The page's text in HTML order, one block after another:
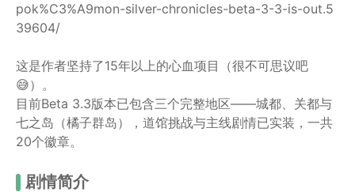
pok%C3%A9mon-silver-chronicles-beta-3-3-is-out.5
39604/
这是作者坚持了15年以上的心血项目（很不可思议吧
😅）。
目前Beta 3.3版本已包含三个完整地区——城都、关都与
七之岛（橘子群岛），道馆挑战与主线剧情已实装，一共
20个徽章。
剧情简介